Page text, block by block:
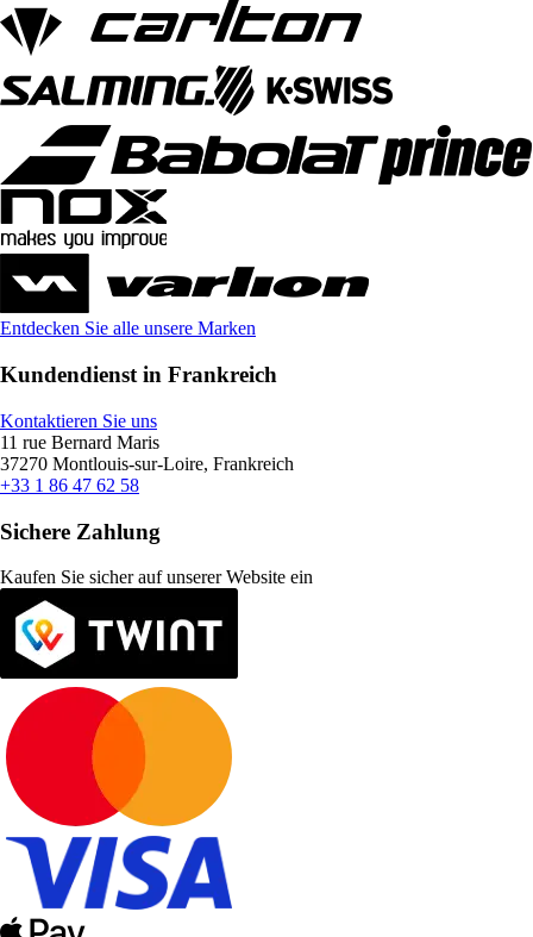
Entdecken Sie alle unsere Marken
Kundendienst in Frankreich
Kontaktieren Sie uns
11 rue Bernard Maris
37270 Montlouis-sur-Loire, Frankreich
+33 1 86 47 62 58
Sichere Zahlung
Kaufen Sie sicher auf unserer Website ein